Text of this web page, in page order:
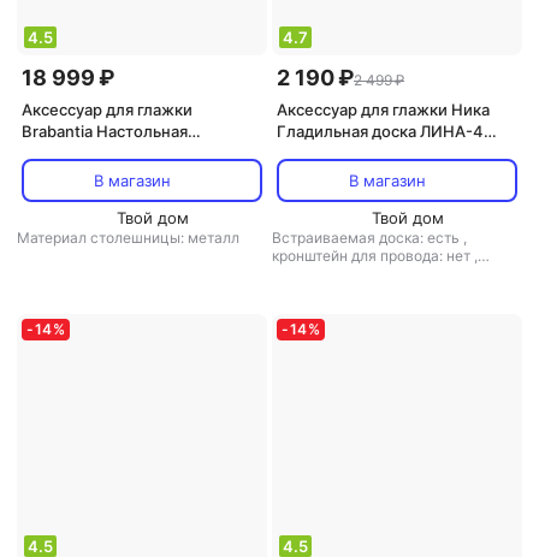
4.5
18 999 ₽
Аксессуар для глажки
Brabantia Настольная
В магазин
Твой дом
Материал столешницы: металл
4.7
2 190 ₽2 499 ₽
Аксессуар для глажки Ника
Гладильная доска ЛИНА-4
В магазин
Твой дом
Встраиваемая доска: есть ,
кронштейн для провода: нет ,
-14%
4.5
-14%
4.5